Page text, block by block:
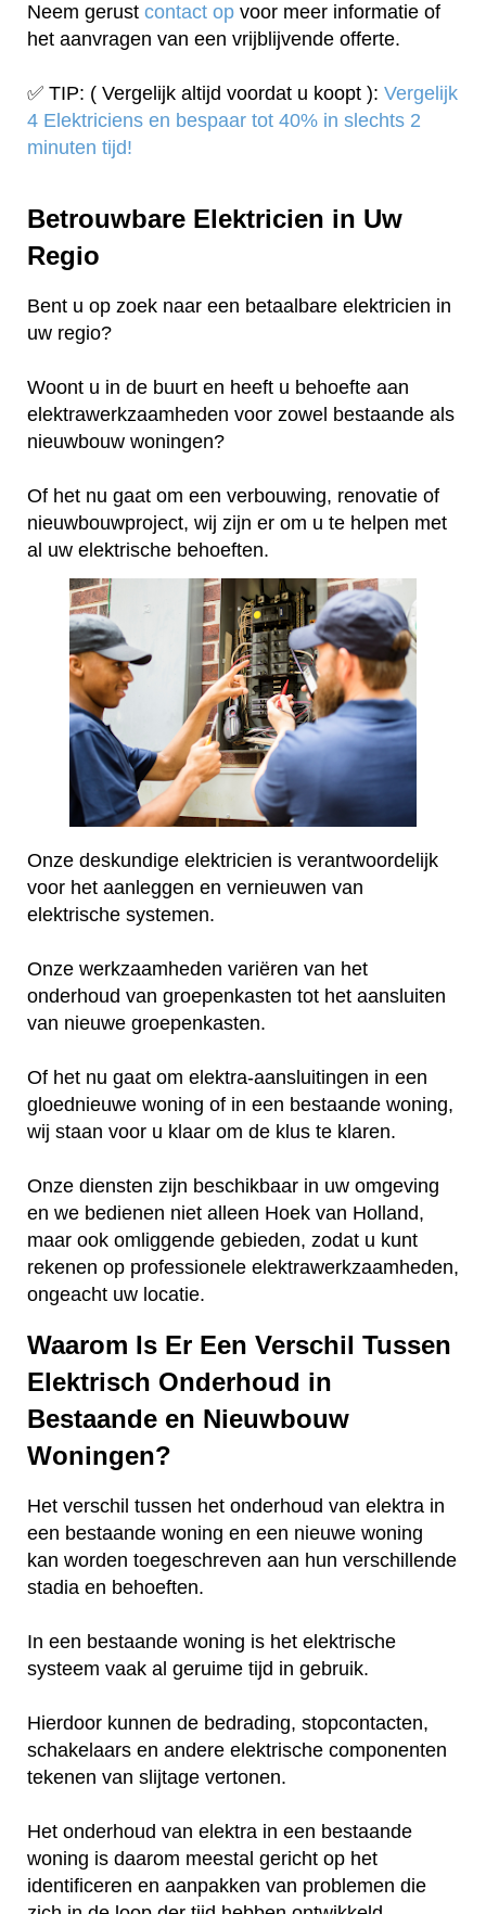
Neem gerust contact op voor meer informatie of
het aanvragen van een vrijblijvende offerte.
✅ TIP: ( Vergelijk altijd voordat u koopt ): Vergelijk
4 Elektriciens en bespaar tot 40% in slechts 2
minuten tijd!
Betrouwbare Elektricien in Uw
Regio
Bent u op zoek naar een betaalbare elektricien in
uw regio?
Woont u in de buurt en heeft u behoefte aan
elektrawerkzaamheden voor zowel bestaande als
nieuwbouw woningen?
Of het nu gaat om een verbouwing, renovatie of
nieuwbouwproject, wij zijn er om u te helpen met
al uw elektrische behoeften.
Onze deskundige elektricien is verantwoordelijk
voor het aanleggen en vernieuwen van
elektrische systemen.
Onze werkzaamheden variëren van het
onderhoud van groepenkasten tot het aansluiten
van nieuwe groepenkasten.
Of het nu gaat om elektra-aansluitingen in een
gloednieuwe woning of in een bestaande woning,
wij staan voor u klaar om de klus te klaren.
Onze diensten zijn beschikbaar in uw omgeving
en we bedienen niet alleen Hoek van Holland,
maar ook omliggende gebieden, zodat u kunt
rekenen op professionele elektrawerkzaamheden,
ongeacht uw locatie.
Waarom Is Er Een Verschil Tussen
Elektrisch Onderhoud in
Bestaande en Nieuwbouw
Woningen?
Het verschil tussen het onderhoud van elektra in
een bestaande woning en een nieuwe woning
kan worden toegeschreven aan hun verschillende
stadia en behoeften.
In een bestaande woning is het elektrische
systeem vaak al geruime tijd in gebruik.
Hierdoor kunnen de bedrading, stopcontacten,
schakelaars en andere elektrische componenten
tekenen van slijtage vertonen.
Het onderhoud van elektra in een bestaande
woning is daarom meestal gericht op het
identificeren en aanpakken van problemen die